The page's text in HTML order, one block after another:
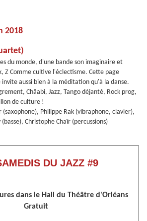
2018
du monde, d'une bande son imaginaire et
Z Comme cultive l'éclectisme. Cette page
aussi bien à la méditation qu'à la danse.
Châabi, Jazz, Tango déjanté, Rock prog,
de culture !
(saxophone), Philippe Rak (vibraphone, clavier),
Christophe Chaïr (percussions)
DU JAZZ #9
dans le Hall du Théâtre d'Orléans
Gratuit